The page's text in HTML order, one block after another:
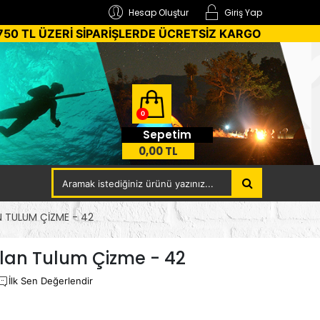
Giriş Yap
Hesap Oluştur
TL ÜZERİ SİPARİŞLERDE ÜCRETSİZ KARGO
0
Sepetim
0,00 TL
TULUM ÇIZME - 42
Tulum Çizme - 42
İlk Sen Değerlendir